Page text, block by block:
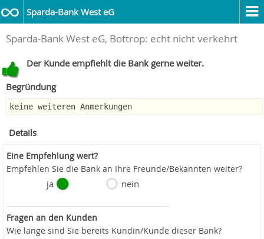
Sparda-Bank West eG
Sparda-Bank West eG, Bottrop: echt nicht verkehrt
Der Kunde empfiehlt die Bank gerne weiter.
Begründung
keine weiteren Anmerkungen
Details
Eine Empfehlung wert?
Empfehlen Sie die Bank an Ihre Freunde/Bekannten weiter?
ja nein
Fragen an den Kunden
Wie lange sind Sie bereits Kundin/Kunde dieser Bank?